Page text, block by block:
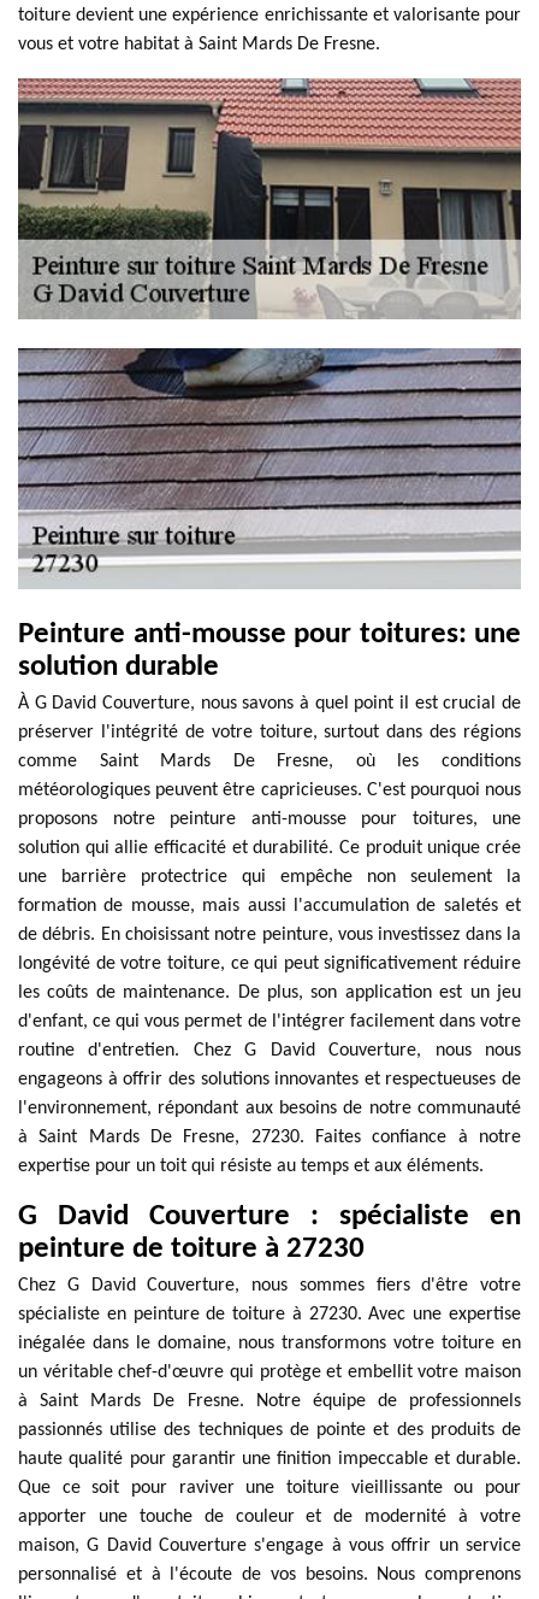
toiture devient une expérience enrichissante et valorisante pour
vous et votre habitat à Saint Mards De Fresne.
Peinture anti-mousse pour toitures: une
solution durable
À G David Couverture, nous savons à quel point il est crucial de
préserver l'intégrité de votre toiture, surtout dans des régions
comme Saint Mards De Fresne, où les conditions
météorologiques peuvent être capricieuses. C'est pourquoi nous
proposons notre peinture anti-mousse pour toitures, une
solution qui allie efficacité et durabilité. Ce produit unique crée
une barrière protectrice qui empêche non seulement la
formation de mousse, mais aussi l'accumulation de saletés et
de débris. En choisissant notre peinture, vous investissez dans la
longévité de votre toiture, ce qui peut significativement réduire
les coûts de maintenance. De plus, son application est un jeu
d'enfant, ce qui vous permet de l'intégrer facilement dans votre
routine d'entretien. Chez G David Couverture, nous nous
engageons à offrir des solutions innovantes et respectueuses de
l'environnement, répondant aux besoins de notre communauté
à Saint Mards De Fresne, 27230. Faites confiance à notre
expertise pour un toit qui résiste au temps et aux éléments.
G David Couverture : spécialiste en
peinture de toiture à 27230
Chez G David Couverture, nous sommes fiers d'être votre
spécialiste en peinture de toiture à 27230. Avec une expertise
inégalée dans le domaine, nous transformons votre toiture en
un véritable chef-d'œuvre qui protège et embellit votre maison
à Saint Mards De Fresne. Notre équipe de professionnels
passionnés utilise des techniques de pointe et des produits de
haute qualité pour garantir une finition impeccable et durable.
Que ce soit pour raviver une toiture vieillissante ou pour
apporter une touche de couleur et de modernité à votre
maison, G David Couverture s'engage à vous offrir un service
personnalisé et à l'écoute de vos besoins. Nous comprenons